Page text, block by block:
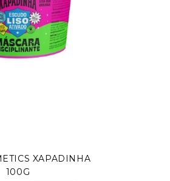
al carrito
XAPADINHA
100G